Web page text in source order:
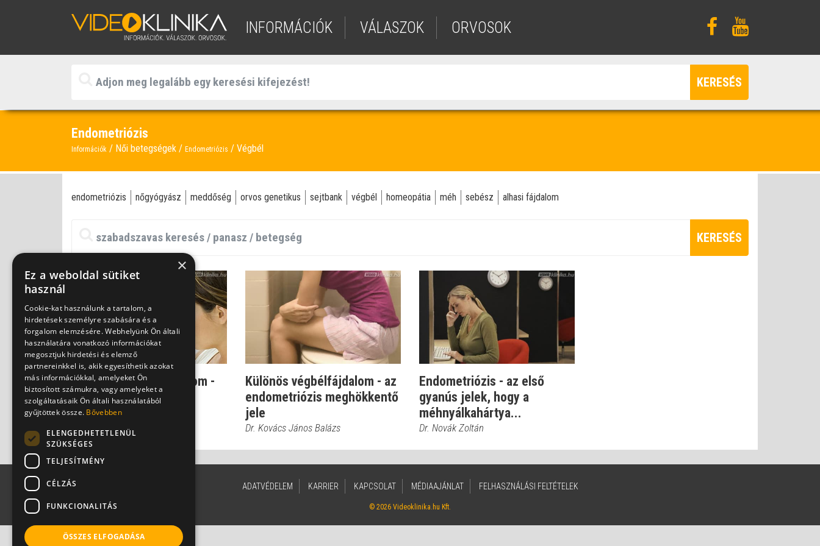
INFORMÁCIÓK VÁLASZOK ORVOSOK
KERESÉS
Endometriózis
Információk Női betegségek Endometriózis Végbél
endometriózis nőgyógyász meddőség orvos genetikus sejtbank végbél homeopátia méh sebész alhasi fájdalom
KERESÉS
Rejtélyes végbélfájdalom -
komoly nőgyógyászati
betegségre u...
Dr. Novák Zoltán
Különös végbélfájdalom - az
endometriózis meghökkentő
jele
Dr. Kovács János Balázs
Endometriózis - az első
gyanús jelek, hogy a
méhnyálkahártya...
Dr. Novák Zoltán
ADATVÉDELEM KARRIER KAPCSOLAT MÉDIAAJÁNLAT FELHASZNÁLÁSI FELTÉTELEK
© 2026 Videoklinika.hu Kft.
×
Ez a weboldal sütiket
használ
Cookie-kat használunk a tartalom, a
hirdetések személyre szabására és a
forgalom elemzésére. Webhelyünk Ön általi
használatára vonatkozó információkat
megosztjuk hirdetési és elemző
partnereinkkel is, akik egyesíthetik azokat
más információkkal, amelyeket Ön
biztosított számukra, vagy amelyeket a
szolgáltatásaik Ön általi használatából
gyűjtöttek össze. Bővebben
ELENGEDHETETLENÜL
SZÜKSÉGES
TELJESÍTMÉNY
CÉLZÁS
FUNKCIONALITÁS
ÖSSZES ELFOGADÁSA